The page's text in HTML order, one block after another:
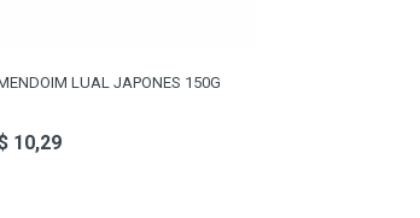
LUAL JAPONES 150G
10,29